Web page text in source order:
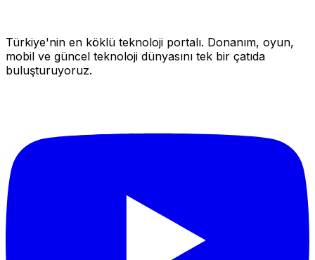
Türkiye'nin en köklü teknoloji portalı. Donanım, oyun,
mobil ve güncel teknoloji dünyasını tek bir çatıda
buluşturuyoruz.